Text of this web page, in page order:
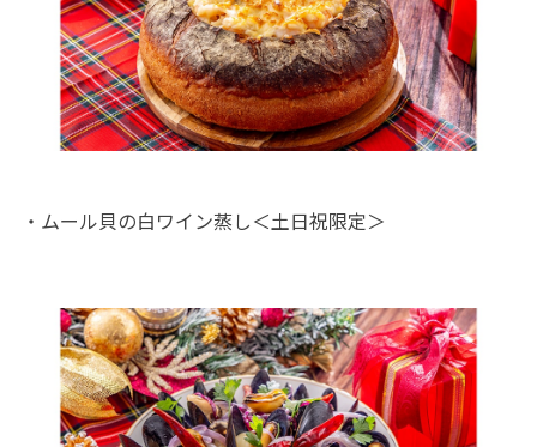
・ムール貝の白ワイン蒸し＜土日祝限定＞